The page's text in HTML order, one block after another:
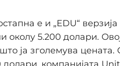
е и „EDU“
околу 5.200 долари.
ја зголемува цената.
компанијата